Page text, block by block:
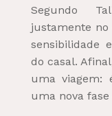
Segundo
justamente
sensibilidade
do casal.
uma viagem:
uma nova fase